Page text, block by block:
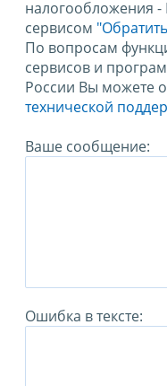
налогообложения -
сервисом
По вопросам
сервисов и
России Вы можете
технической
Ваше сообщение:
Ошибка в тексте: